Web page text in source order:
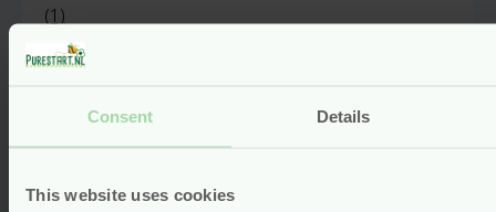
Consent Details
This website uses cookies
(1)
Voor